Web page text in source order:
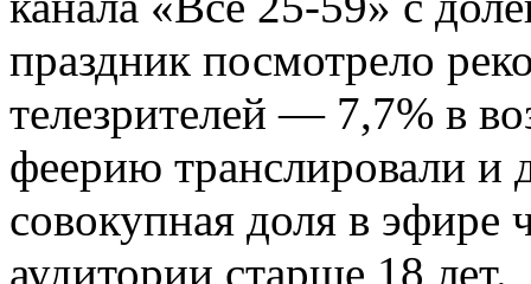
праздник посмотрело
телезрителей — 7,7% в
феерию транслировали и
совокупная доля в
аудитории старше 18 лет.